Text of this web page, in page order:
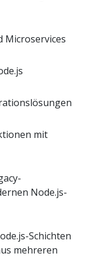
Microservices
mit
Node.js-
Schichten
mehreren